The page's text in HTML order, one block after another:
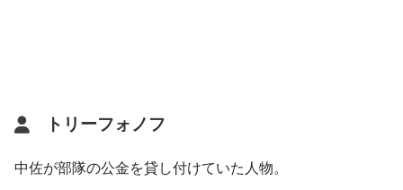
トリーフォノフ
中佐が部隊の公金を貸し付けていた人物。